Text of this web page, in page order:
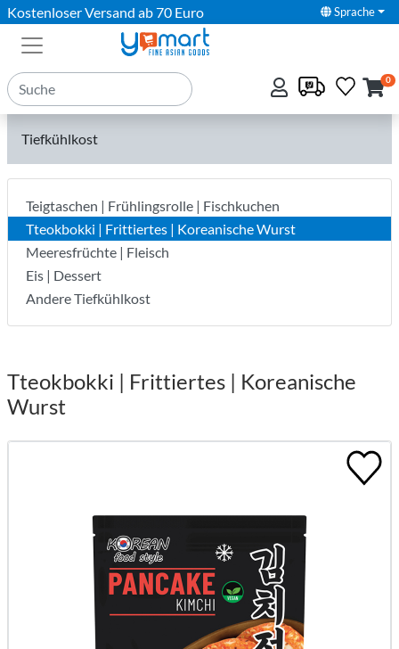
Kostenloser Versand ab 70 Euro Sprache
0
Tiefkühlkost
Teigtaschen | Frühlingsrolle | Fischkuchen
Tteokbokki | Frittiertes | Koreanische Wurst
Meeresfrüchte | Fleisch
Eis | Dessert
Andere Tiefkühlkost
Tteokbokki | Frittiertes | Koreanische
Wurst